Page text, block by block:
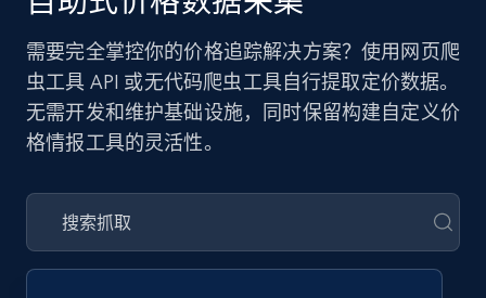
需要完全掌控你的价格追踪解决方案？使用网页爬
虫工具 API 或无代码爬虫工具自行提取定价数据。
无需开发和维护基础设施，同时保留构建自定义价
格情报工具的灵活性。